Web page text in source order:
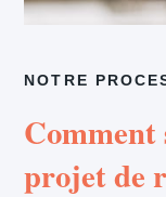
NOTRE
Comment
projet de